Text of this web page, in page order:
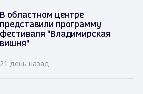
В областном центре
представили программу
фестиваля "Владимирская
вишня"
21 день назад